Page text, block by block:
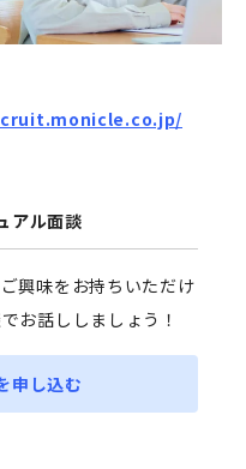
アル面談
興味をお持ちいただけ
お話ししましょう！
申し込む